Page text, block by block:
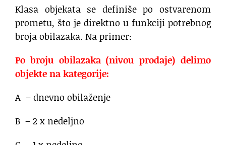
Klasa objekata se definiše po ostvarenom
prometu, što je direktno u funkciji potrebnog
broja obilazaka. Na primer:
Po broju obilazaka (nivou prodaje) delimo
objekte na kategorije:
A – dnevno obilaženje
B – 2 x nedeljno